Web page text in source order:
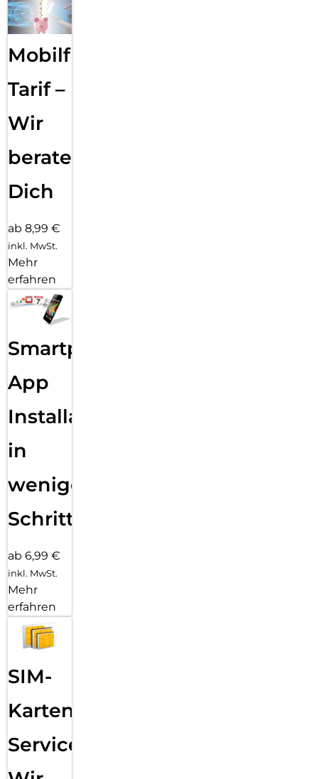
Mobilfunk
Tarif –
Wir
beraten
Dich
ab 8,99 €
inkl. MwSt.
Mehr
erfahren
Smartphone
App
Installation
in
wenigen
Schritten
ab 6,99 €
inkl. MwSt.
Mehr
erfahren
SIM-
Karten
Service: